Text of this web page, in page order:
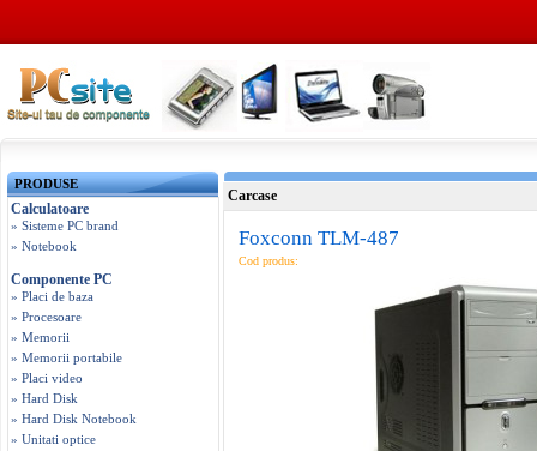
PRODUSE
Calculatoare
» Sisteme PC brand
» Notebook
Componente PC
» Placi de baza
» Procesoare
» Memorii
» Memorii portabile
» Placi video
» Hard Disk
» Hard Disk Notebook
» Unitati optice
Carcase
Foxconn TLM-487
Cod produs: